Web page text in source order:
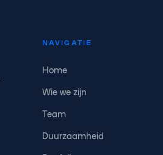
NAVIGATIE
Home
Wie we zijn
Team
Duurzaamheid